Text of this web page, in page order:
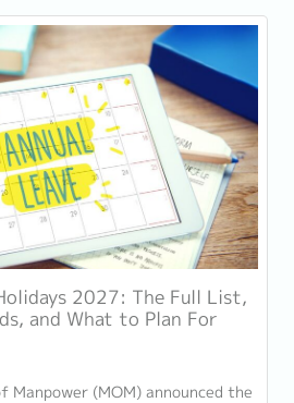
2027: The Full List,
and What to Plan For
Manpower (MOM) announced the